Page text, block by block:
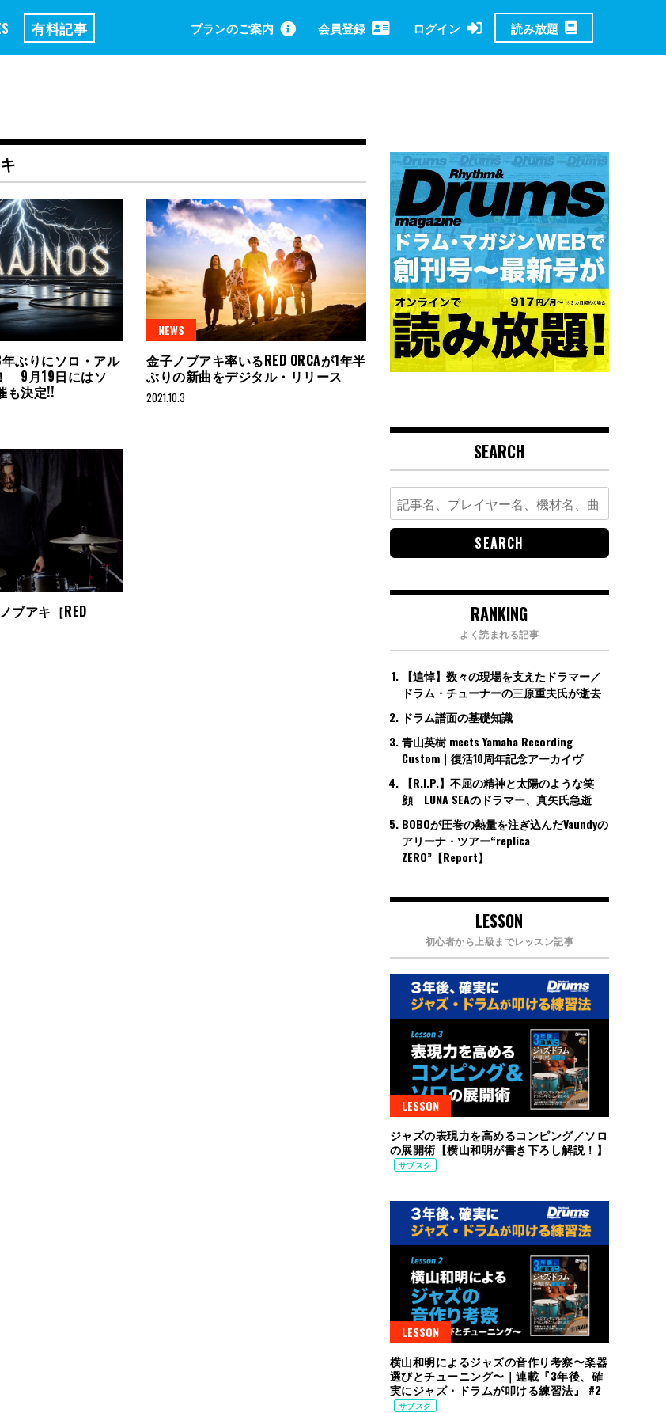
有料記事 プランのご案内 会員登録 ログイン 読み放題
ぶりにソロ・アル
9月19日にはソ
も決定!!
NEWS
金子ノブアキ率いるRED ORCAが1年半
ぶりの新曲をデジタル・リリース
2021.10.3
ブアキ［RED
SEARCH
Search
for:
RANKING
よく読まれる記事
【追悼】数々の現場を支えたドラマー／
ドラム・チューナーの三原重夫氏が逝去
ドラム譜面の基礎知識
青山英樹 meets Yamaha Recording
Custom｜復活10周年記念アーカイヴ
【R.I.P.】不屈の精神と太陽のような笑
顔 LUNA SEAのドラマー、真矢氏急逝
BOBOが圧巻の熱量を注ぎ込んだVaundyの
アリーナ・ツアー“replica
ZERO”【Report】
LESSON
初心者から上級までレッスン記事
LESSON
ジャズの表現力を高めるコンピング／ソロ
の展開術【横山和明が書き下ろし解説！】
サブスク
LESSON
横山和明によるジャズの音作り考察〜楽器
選びとチューニング〜｜連載『3年後、確
実にジャズ・ドラムが叩ける練習法』 #2
サブスク